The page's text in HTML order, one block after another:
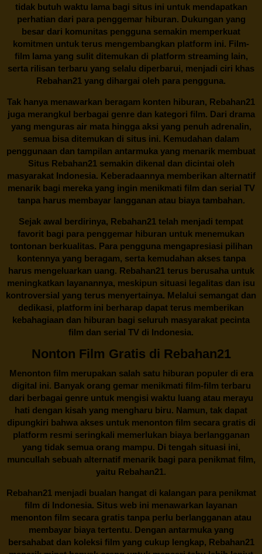
tidak butuh waktu lama bagi situs ini untuk mendapatkan
perhatian dari para penggemar hiburan. Dukungan yang
besar dari komunitas pengguna semakin memperkuat
komitmen untuk terus mengembangkan platform ini. Film-
film lama yang sulit ditemukan di platform streaming lain,
serta rilisan terbaru yang selalu diperbarui, menjadi ciri khas
Rebahan21 yang dihargai oleh para pengguna.
Tak hanya menawarkan beragam konten hiburan, Rebahan21
juga merangkul berbagai genre dan kategori film. Dari drama
yang menguras air mata hingga aksi yang penuh adrenalin,
semua bisa ditemukan di situs ini. Kemudahan dalam
penggunaan dan tampilan antarmuka yang menarik membuat
Situs Rebahan21semakin dikenal dan dicintai oleh
masyarakat Indonesia. Keberadaannya memberikan alternatif
menarik bagi mereka yang ingin menikmati film dan serial TV
tanpa harus membayar langganan atau biaya tambahan.
Sejak awal berdirinya, Rebahan21 telah menjadi tempat
favorit bagi para penggemar hiburan untuk menemukan
tontonan berkualitas. Para pengguna mengapresiasi pilihan
kontennya yang beragam, serta kemudahan akses tanpa
harus mengeluarkan uang. Rebahan21terus berusaha untuk
meningkatkan layanannya, meskipun situasi legalitas dan isu
kontroversial yang terus menyertainya. Melalui semangat dan
dedikasi, platform ini berharap dapat terus memberikan
kebahagiaan dan hiburan bagi seluruh masyarakat pecinta
film dan serial TV di Indonesia.
Nonton Film Gratis di Rebahan21
Menonton film merupakan salah satu hiburan populer di era
digital ini. Banyak orang gemar menikmati film-film terbaru
dari berbagai genre untuk mengisi waktu luang atau merayu
hati dengan kisah yang mengharu biru. Namun, tak dapat
dipungkiri bahwa akses untuk menonton film secara gratis di
platform resmi seringkali memerlukan biaya berlangganan
yang tidak semua orang mampu. Di tengah situasi ini,
muncullah sebuah alternatif menarik bagi para penikmat film,
yaitu Rebahan21.
Rebahan21menjadi bualan hangat di kalangan para penikmat
film di Indonesia. Situs web ini menawarkan layanan
menonton film secara gratis tanpa perlu berlangganan atau
membayar biaya tertentu. Dengan antarmuka yang
bersahabat dan koleksi film yang cukup lengkap, Rebahan21